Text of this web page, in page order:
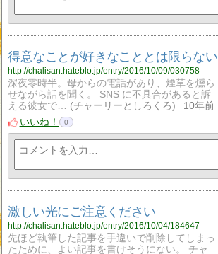
得意なことが好きなこととは限らない
http://chalisan.hateblo.jp/entry/2016/10/09/030758
深夜零時半。母からの電話があり、煙草を燻ら
せながら話を聞く。 SNS に不具合があると訴
える彼女で…
チャーリーとしろくろ
10年前
いいね！
0
激しい光にご注意ください
http://chalisan.hateblo.jp/entry/2016/10/04/184647
先ほど執筆した記事を手違いで削除してしまっ
たために、よい記事を書けそうにない。 チャ